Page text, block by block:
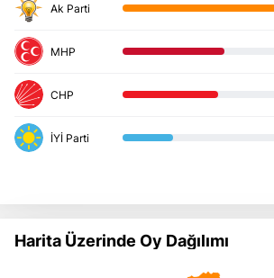
Harita Üzerinde Oy Dağılımı